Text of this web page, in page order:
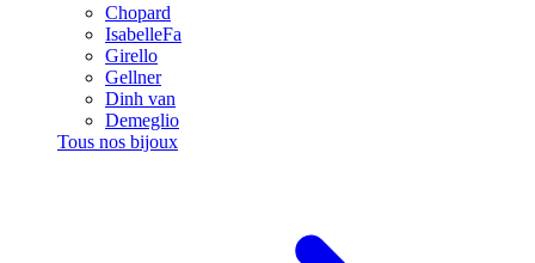
Chopard
IsabelleFa
Girello
Gellner
Dinh van
Demeglio
Tous nos bijoux